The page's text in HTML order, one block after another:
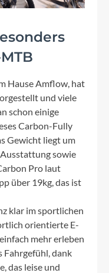
Hause Amflow, hat
und viele
schon einige
Carbon-Fully
Gewicht liegt um
sowie
Pro laut
über 19kg, das ist
klar im sportlichen
orientierte E-
mehr erleben
Fahrgefühl, dank
das leise und